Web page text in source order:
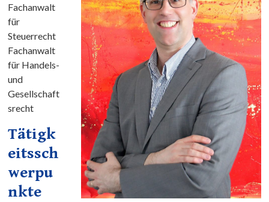
Fachanwalt
für
Steuerrecht
Fachanwalt
für Handels-
und
Gesellschaft
srecht
Tätigk
eitssch
werpu
nkte